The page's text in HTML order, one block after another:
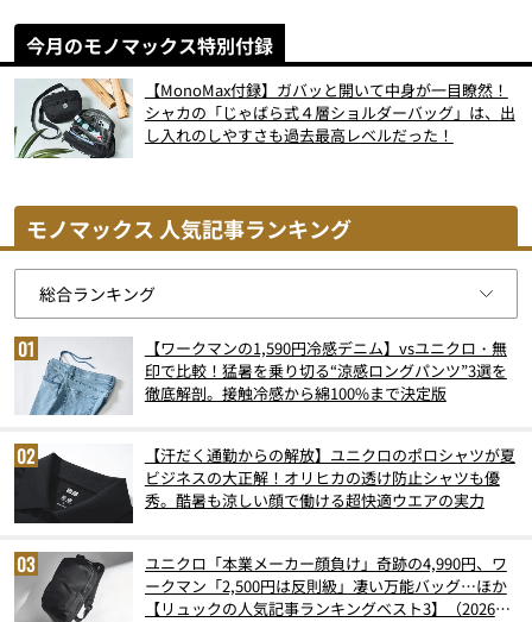
今月のモノマックス特別付録
【MonoMax付録】ガバッと開いて中身が一目瞭然！
シャカの「じゃばら式４層ショルダーバッグ」は、出
し入れのしやすさも過去最高レベルだった！
モノマックス 人気記事ランキング
【ワークマンの1,590円冷感デニム】vsユニクロ・無
印で比較！猛暑を乗り切る“涼感ロングパンツ”3選を
徹底解剖。接触冷感から綿100%まで決定版
【汗だく通勤からの解放】ユニクロのポロシャツが夏
ビジネスの大正解！オリヒカの透け防止シャツも優
秀。酷暑も涼しい顔で働ける超快適ウエアの実力
ユニクロ「本業メーカー顔負け」奇跡の4,990円、ワ
ークマン「2,500円は反則級」凄い万能バッグ…ほか
【リュックの人気記事ランキングベスト3】（2026年